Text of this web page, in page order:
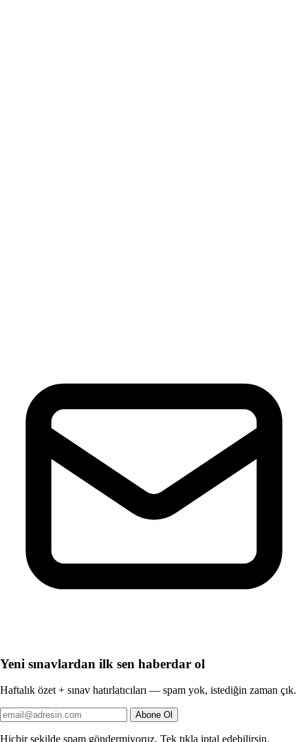
Yeni sınavlardan ilk sen haberdar ol
Haftalık özet + sınav hatırlatıcıları — spam yok, istediğin zaman çık.
Abone Ol
Hiçbir şekilde spam göndermiyoruz. Tek tıkla iptal edebilirsin.